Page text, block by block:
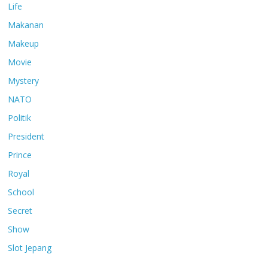
Life
Makanan
Makeup
Movie
Mystery
NATO
Politik
President
Prince
Royal
School
Secret
Show
Slot Jepang